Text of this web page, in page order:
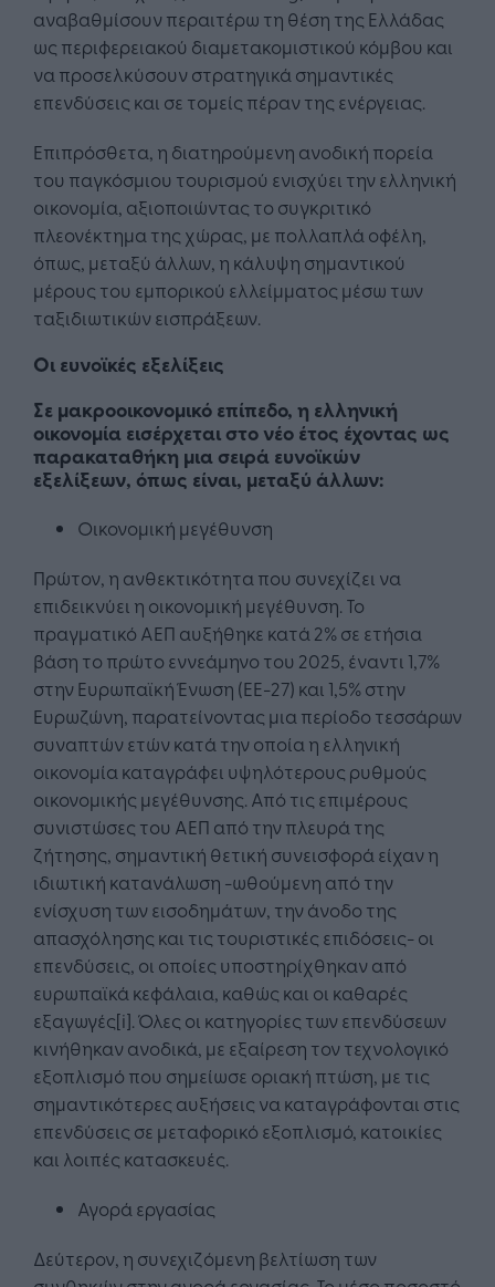
αναβαθμίσουν περαιτέρω τη θέση της Ελλάδας
ως περιφερειακού διαμετακομιστικού κόμβου και
να προσελκύσουν στρατηγικά σημαντικές
επενδύσεις και σε τομείς πέραν της ενέργειας.
Επιπρόσθετα, η διατηρούμενη ανοδική πορεία
του παγκόσμιου τουρισμού ενισχύει την ελληνική
οικονομία, αξιοποιώντας το συγκριτικό
πλεονέκτημα της χώρας, με πολλαπλά οφέλη,
όπως, μεταξύ άλλων, η κάλυψη σημαντικού
μέρους του εμπορικού ελλείμματος μέσω των
ταξιδιωτικών εισπράξεων.
Οι ευνοϊκές εξελίξεις
Σε μακροοικονομικό επίπεδο, η ελληνική
οικονομία εισέρχεται στο νέο έτος έχοντας ως
παρακαταθήκη μια σειρά ευνοϊκών
εξελίξεων, όπως είναι, μεταξύ άλλων:
Οικονομική μεγέθυνση
Πρώτον, η ανθεκτικότητα που συνεχίζει να
επιδεικνύει η οικονομική μεγέθυνση. Το
πραγματικό ΑΕΠ αυξήθηκε κατά 2% σε ετήσια
βάση το πρώτο εννεάμηνο του 2025, έναντι 1,7%
στην Ευρωπαϊκή Ένωση (ΕΕ-27) και 1,5% στην
Ευρωζώνη, παρατείνοντας μια περίοδο τεσσάρων
συναπτών ετών κατά την οποία η ελληνική
οικονομία καταγράφει υψηλότερους ρυθμούς
οικονομικής μεγέθυνσης. Από τις επιμέρους
συνιστώσες του ΑΕΠ από την πλευρά της
ζήτησης, σημαντική θετική συνεισφορά είχαν η
ιδιωτική κατανάλωση -ωθούμενη από την
ενίσχυση των εισοδημάτων, την άνοδο της
απασχόλησης και τις τουριστικές επιδόσεις- οι
επενδύσεις, οι οποίες υποστηρίχθηκαν από
ευρωπαϊκά κεφάλαια, καθώς και οι καθαρές
εξαγωγές[i]. Όλες οι κατηγορίες των επενδύσεων
κινήθηκαν ανοδικά, με εξαίρεση τον τεχνολογικό
εξοπλισμό που σημείωσε οριακή πτώση, με τις
σημαντικότερες αυξήσεις να καταγράφονται στις
επενδύσεις σε μεταφορικό εξοπλισμό, κατοικίες
και λοιπές κατασκευές.
Αγορά εργασίας
Δεύτερον, η συνεχιζόμενη βελτίωση των